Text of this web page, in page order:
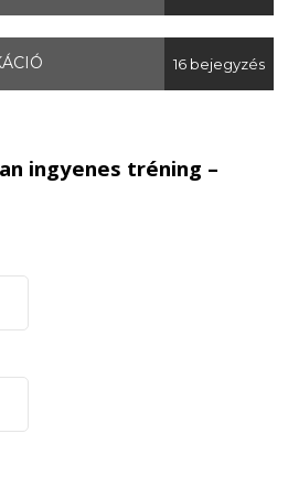
16 bejegyzés
ingyenes tréning –